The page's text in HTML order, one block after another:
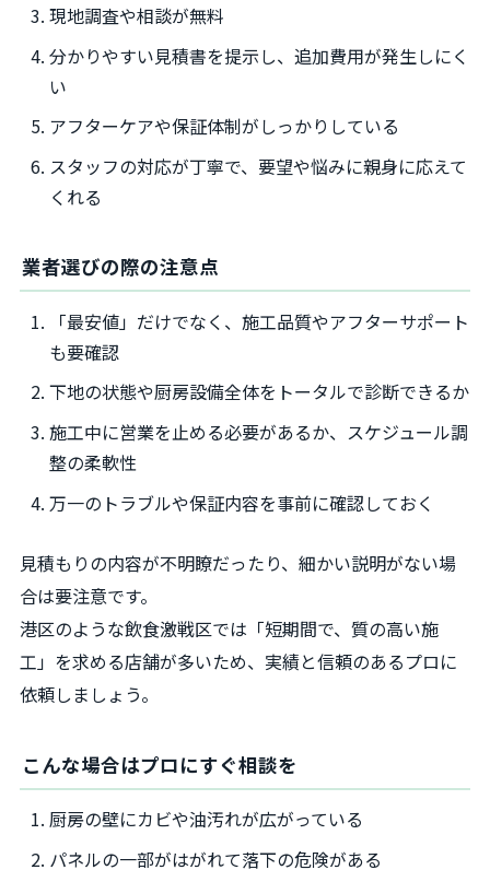
現地調査や相談が無料
分かりやすい見積書を提示し、追加費用が発生しにく
い
アフターケアや保証体制がしっかりしている
スタッフの対応が丁寧で、要望や悩みに親身に応えて
くれる
業者選びの際の注意点
「最安値」だけでなく、施工品質やアフターサポート
も要確認
下地の状態や厨房設備全体をトータルで診断できるか
施工中に営業を止める必要があるか、スケジュール調
整の柔軟性
万一のトラブルや保証内容を事前に確認しておく
見積もりの内容が不明瞭だったり、細かい説明がない場
合は要注意です。
港区のような飲食激戦区では「短期間で、質の高い施
工」を求める店舗が多いため、実績と信頼のあるプロに
依頼しましょう。
こんな場合はプロにすぐ相談を
厨房の壁にカビや油汚れが広がっている
パネルの一部がはがれて落下の危険がある